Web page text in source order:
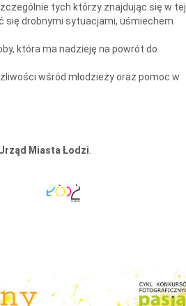
tych którzy znajdując się w tej
się drobnymi sytuacjami, uśmiechem
która ma nadzieję na powrót do
wśród młodzieży oraz pomoc w
Miasta Łodzi